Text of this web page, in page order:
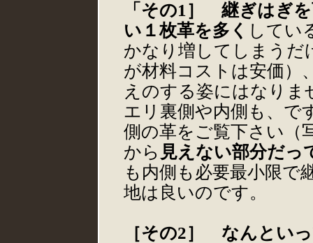
「その1］
継ぎはぎ
い１枚革を多く してい
かなり増してしまうだ
が材料コストは安価）
えのする姿にはなりま
エリ裏側や内側も、で
側の革をご覧下さい（
から 見えない部分だっ
も内側も必要最小限で
地は良いのです。
［その2］ なんとい